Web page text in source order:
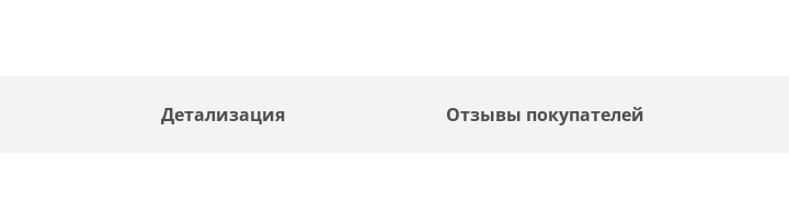
Детализация Отзывы покупателей